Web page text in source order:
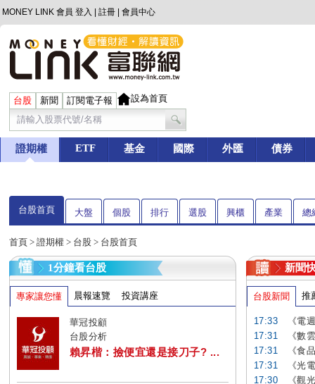
MONEY LINK 會員 登入 註冊 會員中心
台股 新聞 訂閱電子報 設為首頁
證期權 ETF 基金 國際 外匯 債券
台股首頁 大盤 個股 排行 選股 興櫃 產業 總
首頁 > 證期權 > 台股 > 台股首頁
1分鐘看台股
專家讓您懂 晨報速覽 投資講座
華冠投顧
台股分析
賴昇楷：撿便宜還是接刀子? ...
新聞
台股新聞 推
17:33
《電
17:31
《數
17:31
《食
17:31
《光
17:30
《觀